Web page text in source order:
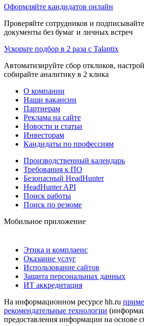
Оформляйте кандидатов онлайн
Проверяйте сотрудников и
документы без бумаг и личных встреч
Ускорьте подбор в 2 раза с Talantix
Автоматизируйте сбор откликов,
собирайте аналитику в 2 клика
О компании
Наши вакансии
Партнерам
Реклама на сайте
Новости и статьи
Инвесторам
Кандидаты по профессиям
Производственный календарь
Требования к ПО
Безопасный HeadHunter
HeadHunter API
Поиск работы
Поиск по резюме
Мобильное приложение
Этика и комплаенс
Оказание услуг
Использование сайтов
Защита персональных данных
ИТ аккредитация
На информационном ресурсе hh.ru
рекомендательные технологии
предоставления информации на основе